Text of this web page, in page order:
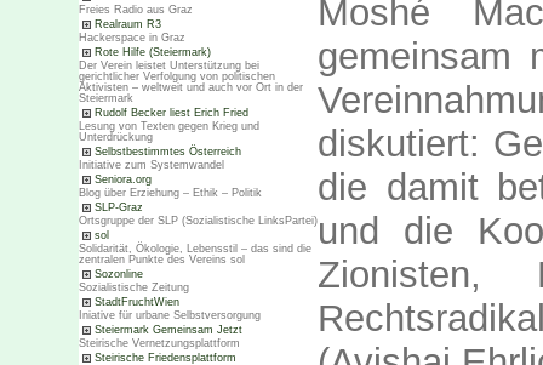
Freies Radio aus Graz
Realraum R3
Hackerspace in Graz
Rote Hilfe (Steiermark)
Der Verein leistet Unterstützung bei
gerichtlicher Verfolgung von politischen
Aktivisten – weltweit und auch vor Ort in der
Steiermark
Rudolf Becker liest Erich Fried
Lesung von Texten gegen Krieg und
Unterdrückung
Selbstbestimmtes Österreich
Initiative zum Systemwandel
Seniora.org
Blog über Erziehung – Ethik – Politik
SLP-Graz
Ortsgruppe der SLP (Sozialistische LinksPartei)
sol
Solidarität, Ökologie, Lebensstil – das sind die
zentralen Punkte des Vereins sol
Sozonline
Sozialistische Zeitung
StadtFruchtWien
Iniative für urbane Selbstversorgung
Steiermark Gemeinsam Jetzt
Steirische Vernetzungsplattform
Steirische Friedensplattform
Moshé
gemeinsam
diskutiert:
die damit
und die
Zionisten,